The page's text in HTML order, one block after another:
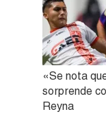
«Se nota
sorprende
Reyna